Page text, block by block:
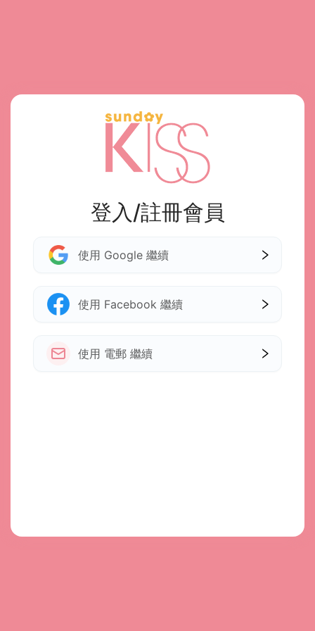
登入/註冊會員
使用 Google 繼續
使用 Facebook 繼續
使用 電郵 繼續